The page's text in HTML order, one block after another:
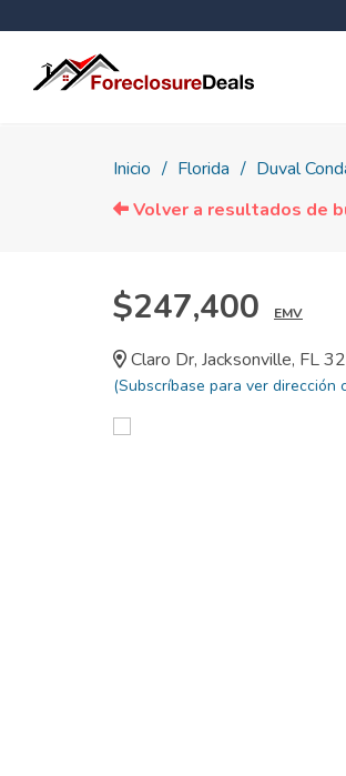
Inicio Florida Duval
Volver a resultados de
$247,400 EMV
Claro Dr, Jacksonville, FL
(Subscríbase para ver dirección